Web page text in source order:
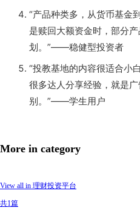
“产品种类多，从货币基金
是赎回大额资金时，部分
划。”——稳健型投资者
“投教基地的内容很适合小
很多达人分享经验，就是
别。”——学生用户
More in category
View all in 理财投资平台
共1篇